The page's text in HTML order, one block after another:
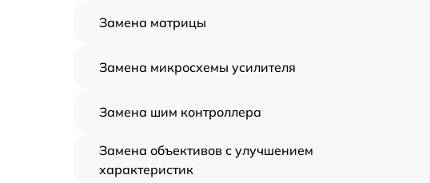
Замена матрицы
Замена микросхемы усилителя
Замена шим контроллера
Замена объективов с улучшением
характеристик